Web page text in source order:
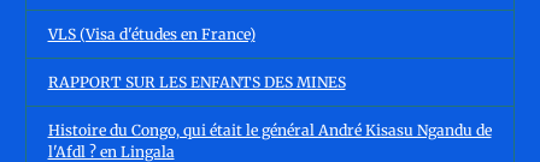
VLS (Visa d'études en France)
RAPPORT SUR LES ENFANTS DES MINES
Histoire du Congo, qui était le général André Kisasu Ngandu de
l'Afdl ? en Lingala